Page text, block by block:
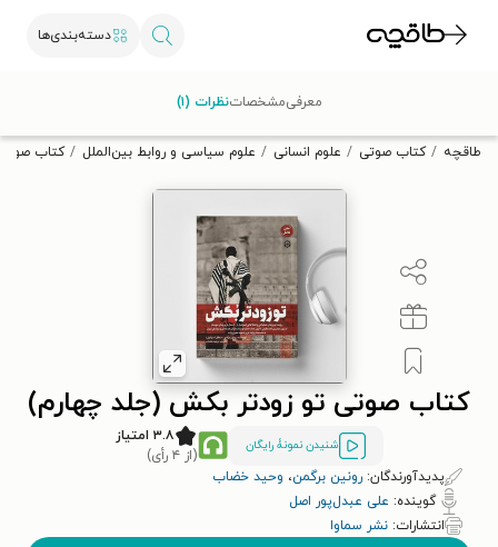
دسته‌بندی‌ها
تخفیف از طاقچه دریافت کن.
طاقچه کتاب صوتی علوم انسانی علوم سیاسی و روابط بین‌الملل کتاب
کتاب صوتی تو زودتر بکش (جلد چهارم)
شنیدن نمونۀ رایگان
۳.۸ امتیاز
(از ۴ رأی)
پدیدآورندگان: رونین برگمن، وحید خضاب
گوینده: علی عبدل‌پور اصل
انتشارات: نشر سماوا
معرفیمشخصاتنظرات (۱)